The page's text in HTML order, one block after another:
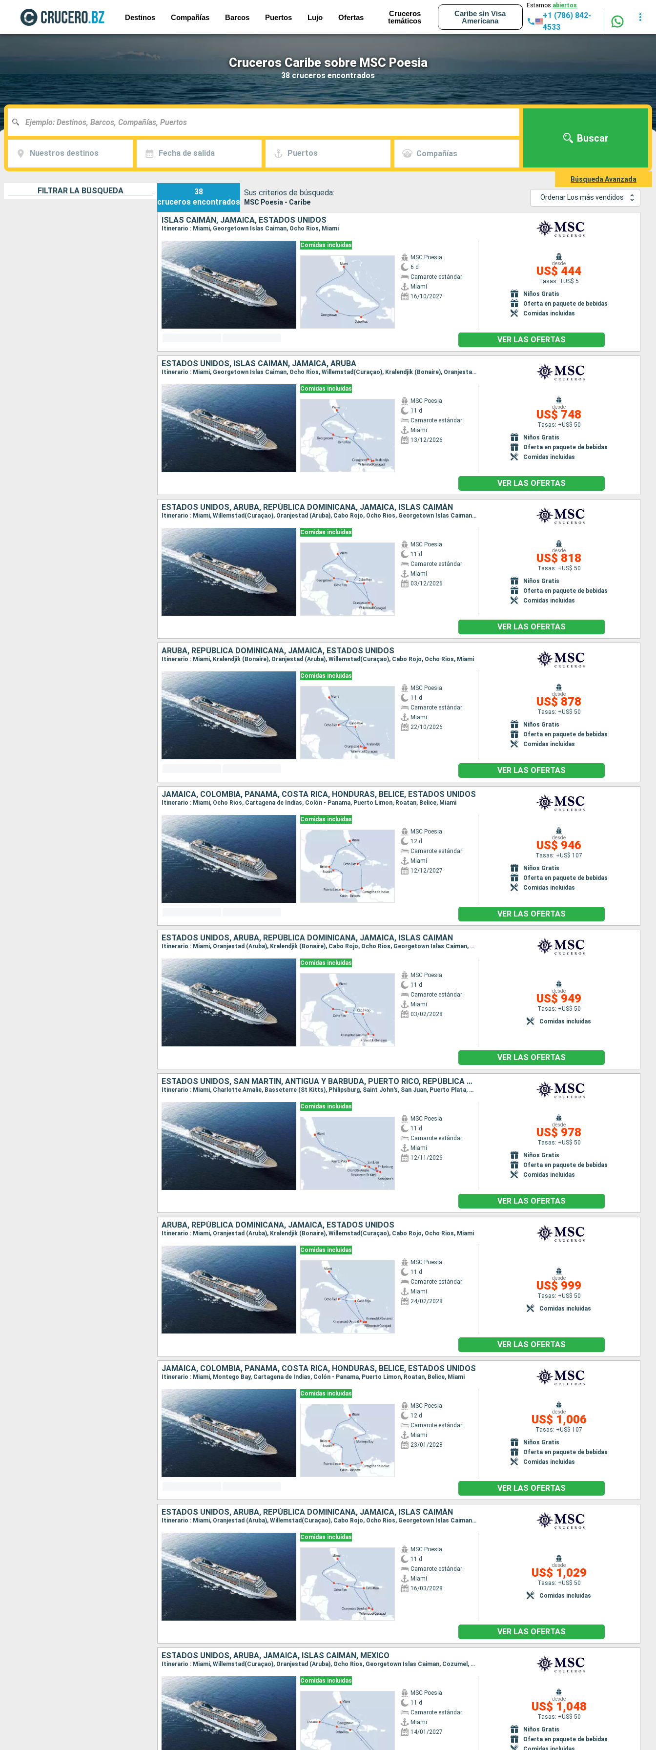
Destinos Compañías Barcos Puertos Lujo Ofertas
Cruceros
temáticos
Caribe sin Visa
Americana
Estamos abiertos
+1 (786) 842-
4533
Cruceros Caribe sobre MSC Poesia
38 cruceros encontrados
Nuestros destinos Fecha de salida Puertos Compañías
Buscar
Búsqueda Avanzada
FILTRAR LA BÚSQUEDA
38
cruceros encontrados
Sus criterios de búsqueda:
MSC Poesia - Caribe
Ordenar Los más vendidos
ISLAS CAIMÁN, JAMAICA, ESTADOS UNIDOS
Itinerario : Miami, Georgetown Islas Caiman, Ocho Rios, Miami
Comidas incluidas
MSC Poesia
6 d
Camarote estándar
Miami
16/10/2027
desde
US$ 444
Tasas: +US$ 5
Niños Gratis
Oferta en paquete de bebidas
Comidas incluidas
VER LAS OFERTAS
ESTADOS UNIDOS, ISLAS CAIMÁN, JAMAICA, ARUBA
Itinerario : Miami, Georgetown Islas Caiman, Ocho Rios, Willemstad(Curaçao), Kralendjik (Bonaire), Oranjestad (Aruba), Miami
Comidas incluidas
MSC Poesia
11 d
Camarote estándar
Miami
13/12/2026
desde
US$ 748
Tasas: +US$ 50
Niños Gratis
Oferta en paquete de bebidas
Comidas incluidas
VER LAS OFERTAS
ESTADOS UNIDOS, ARUBA, REPÚBLICA DOMINICANA, JAMAICA, ISLAS CAIMÁN
Itinerario : Miami, Willemstad(Curaçao), Oranjestad (Aruba), Cabo Rojo, Ocho Rios, Georgetown Islas Caiman, Miami
Comidas incluidas
MSC Poesia
11 d
Camarote estándar
Miami
03/12/2026
desde
US$ 818
Tasas: +US$ 50
Niños Gratis
Oferta en paquete de bebidas
Comidas incluidas
VER LAS OFERTAS
ARUBA, REPÚBLICA DOMINICANA, JAMAICA, ESTADOS UNIDOS
Itinerario : Miami, Kralendjik (Bonaire), Oranjestad (Aruba), Willemstad(Curaçao), Cabo Rojo, Ocho Rios, Miami
Comidas incluidas
MSC Poesia
11 d
Camarote estándar
Miami
22/10/2026
desde
US$ 878
Tasas: +US$ 50
Niños Gratis
Oferta en paquete de bebidas
Comidas incluidas
VER LAS OFERTAS
JAMAICA, COLOMBIA, PANAMÁ, COSTA RICA, HONDURAS, BELICE, ESTADOS UNIDOS
Itinerario : Miami, Ocho Rios, Cartagena de Indias, Colón - Panama, Puerto Limon, Roatan, Belice, Miami
Comidas incluidas
MSC Poesia
12 d
Camarote estándar
Miami
12/12/2027
desde
US$ 946
Tasas: +US$ 107
Niños Gratis
Oferta en paquete de bebidas
Comidas incluidas
VER LAS OFERTAS
ESTADOS UNIDOS, ARUBA, REPÚBLICA DOMINICANA, JAMAICA, ISLAS CAIMÁN
Itinerario : Miami, Oranjestad (Aruba), Kralendjik (Bonaire), Cabo Rojo, Ocho Rios, Georgetown Islas Caiman, Miami
Comidas incluidas
MSC Poesia
11 d
Camarote estándar
Miami
03/02/2028
desde
US$ 949
Tasas: +US$ 50
Comidas incluidas
VER LAS OFERTAS
ESTADOS UNIDOS, SAN MARTÍN, ANTIGUA Y BARBUDA, PUERTO RICO, REPÚBLICA DOMINICANA
Itinerario : Miami, Charlotte Amalie, Basseterre (St Kitts), Philipsburg, Saint John's, San Juan, Puerto Plata, Miami
Comidas incluidas
MSC Poesia
11 d
Camarote estándar
Miami
12/11/2026
desde
US$ 978
Tasas: +US$ 50
Niños Gratis
Oferta en paquete de bebidas
Comidas incluidas
VER LAS OFERTAS
ARUBA, REPÚBLICA DOMINICANA, JAMAICA, ESTADOS UNIDOS
Itinerario : Miami, Oranjestad (Aruba), Kralendjik (Bonaire), Willemstad(Curaçao), Cabo Rojo, Ocho Rios, Miami
Comidas incluidas
MSC Poesia
11 d
Camarote estándar
Miami
24/02/2028
desde
US$ 999
Tasas: +US$ 50
Comidas incluidas
VER LAS OFERTAS
JAMAICA, COLOMBIA, PANAMÁ, COSTA RICA, HONDURAS, BELICE, ESTADOS UNIDOS
Itinerario : Miami, Montego Bay, Cartagena de Indias, Colón - Panama, Puerto Limon, Roatan, Belice, Miami
Comidas incluidas
MSC Poesia
12 d
Camarote estándar
Miami
23/01/2028
desde
US$ 1,006
Tasas: +US$ 107
Niños Gratis
Oferta en paquete de bebidas
Comidas incluidas
VER LAS OFERTAS
ESTADOS UNIDOS, ARUBA, REPÚBLICA DOMINICANA, JAMAICA, ISLAS CAIMÁN
Itinerario : Miami, Oranjestad (Aruba), Willemstad(Curaçao), Cabo Rojo, Ocho Rios, Georgetown Islas Caiman, Miami
Comidas incluidas
MSC Poesia
11 d
Camarote estándar
Miami
16/03/2028
desde
US$ 1,029
Tasas: +US$ 50
Comidas incluidas
VER LAS OFERTAS
ESTADOS UNIDOS, ARUBA, JAMAICA, ISLAS CAIMÁN, MÉXICO
Itinerario : Miami, Willemstad(Curaçao), Oranjestad (Aruba), Ocho Rios, Georgetown Islas Caiman, Cozumel, Miami
Comidas incluidas
MSC Poesia
11 d
Camarote estándar
Miami
14/01/2027
desde
US$ 1,048
Tasas: +US$ 50
Niños Gratis
Oferta en paquete de bebidas